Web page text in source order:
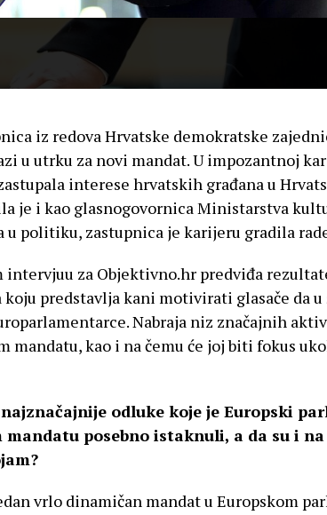
iz redova Hrvatske demokratske
u utrku za novi mandat. U impozantnoj
interese hrvatskih građana u
je i kao glasnogovornica Ministarstva
u politiku, zastupnica je karijeru gradila
intervjuu za Objektivno.hr predviđa
predstavlja kani motivirati glasače da u
Nabraja niz značajnih
mandatu, kao i na čemu će joj biti fokus
odluke koje je Europski
posebno istaknuli, a da su i
vrlo dinamičan mandat u Europskom